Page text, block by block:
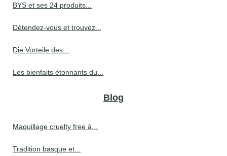
BYS et ses 24 produits...
Détendez-vous et trouvez...
Die Vorteile des...
Les bienfaits étonnants du...
Blog
Maquillage cruelty free à...
Tradition basque et...